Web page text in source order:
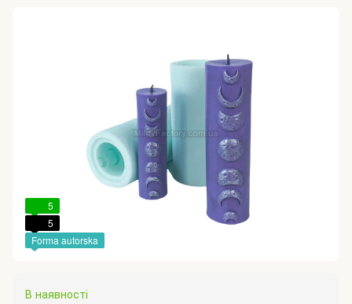
5
5
Forma autorska
В наявності